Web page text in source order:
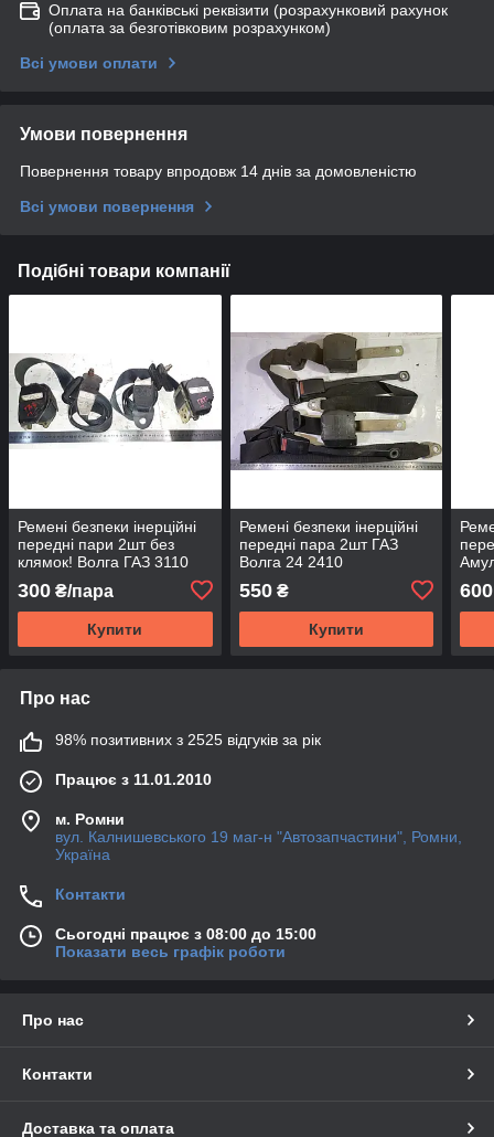
Оплата на банківські реквізити (розрахунковий рахунок
(оплата за безготівковим розрахунком)
Всі умови оплати
Умови повернення
Повернення товару впродовж 14 днів за домовленістю
Всі умови повернення
Подібні товари компанії
Ремені безпеки інерційні
передні пари 2шт без
клямок! Волга ГАЗ 3110
300 ₴/пара
Купити
Ремені безпеки інерційні
передні пара 2шт ГАЗ
Волга 24 2410
550₴
Купити
600
Про нас
98% позитивних з 2525 відгуків за рік
Працює з 11.01.2010
м. Ромни
вул. Калнишевського 19 маг-н "Автозапчастини", Ромни,
Україна
Контакти
Сьогодні працює з 08:00 до 15:00
Показати весь графік роботи
Про нас
Контакти
Доставка та оплата